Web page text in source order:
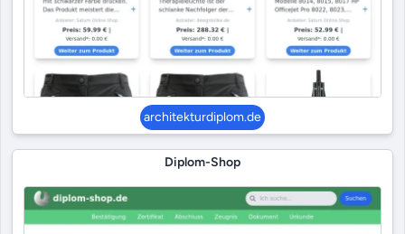
architekturdiplom.de
Diplom-Shop